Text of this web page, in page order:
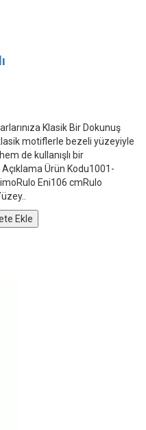
Klasik Bir Dokunuş
motiflerle bezeli yüzeyiyle
de kullanışlı bir
Ürün Kodu1001-
Eni106 cmRulo
Ekle